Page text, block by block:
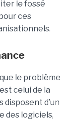
le fossé
ces
le problème
celui de la
d’un
des logiciels,